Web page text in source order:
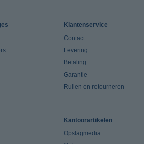
Klantenservice
Contact
Levering
Betaling
Garantie
Ruilen en retourneren
Kantoorartikelen
Opslagmedia